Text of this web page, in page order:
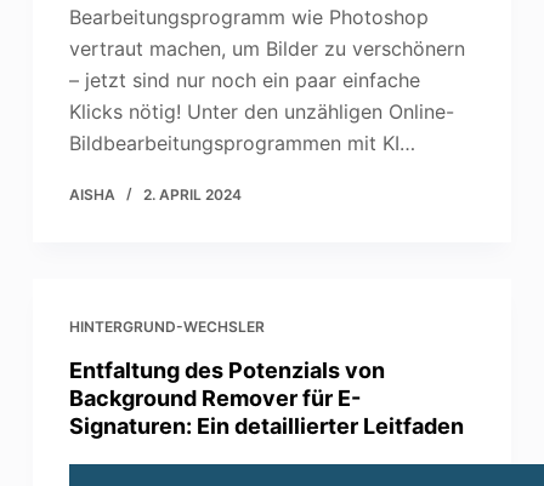
Bearbeitungsprogramm wie Photoshop
vertraut machen, um Bilder zu verschönern
– jetzt sind nur noch ein paar einfache
Klicks nötig! Unter den unzähligen Online-
Bildbearbeitungsprogrammen mit KI…
AISHA 2. APRIL 2024
HINTERGRUND-WECHSLER
Entfaltung des Potenzials von
Background Remover für E-
Signaturen: Ein detaillierter Leitfaden